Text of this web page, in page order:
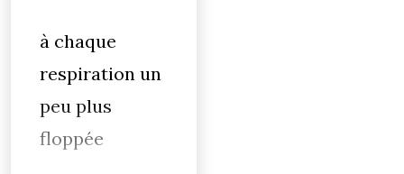
à chaque
respiration un
peu plus
floppée